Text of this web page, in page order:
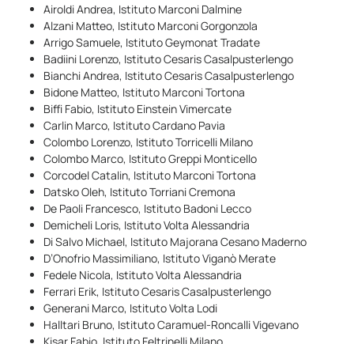
Airoldi Andrea, Istituto Marconi Dalmine
Alzani Matteo, Istituto Marconi Gorgonzola
Arrigo Samuele, Istituto Geymonat Tradate
Badiini Lorenzo, Istituto Cesaris Casalpusterlengo
Bianchi Andrea, Istituto Cesaris Casalpusterlengo
Bidone Matteo, Istituto Marconi Tortona
Biffi Fabio, Istituto Einstein Vimercate
Carlin Marco, Istituto Cardano Pavia
Colombo Lorenzo, Istituto Torricelli Milano
Colombo Marco, Istituto Greppi Monticello
Corcodel Catalin, Istituto Marconi Tortona
Datsko Oleh, Istituto Torriani Cremona
De Paoli Francesco, Istituto Badoni Lecco
Demicheli Loris, Istituto Volta Alessandria
Di Salvo Michael, Istituto Majorana Cesano Maderno
D’Onofrio Massimiliano, Istituto Viganò Merate
Fedele Nicola, Istituto Volta Alessandria
Ferrari Erik, Istituto Cesaris Casalpusterlengo
Generani Marco, Istituto Volta Lodi
Halltari Bruno, Istituto Caramuel-Roncalli Vigevano
Kisar Fabio, Istituto Feltrinelli Milano